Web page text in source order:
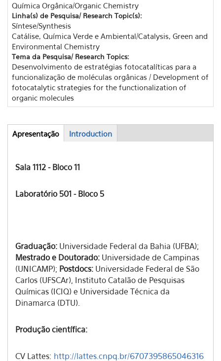
Química Orgânica/Organic Chemistry
Linha(s) de Pesquisa/ Research Topic(s):
Síntese/Synthesis
Catálise, Química Verde e Ambiental/Catalysis, Green and
Environmental Chemistry
Tema da Pesquisa/ Research Topics:
Desenvolvimento de estratégias fotocatalíticas para a
funcionalização de moléculas orgânicas / Development of
fotocatalytic strategies for the functionalization of
organic molecules
Abas
Apresentação (aba
ativa)
Introduction
Sala 1112 - Bloco 11
Laboratório 501 - Bloco 5
Graduação: Universidade Federal da Bahia (UFBA);
Mestrado e Doutorado: Universidade de Campinas
(UNICAMP); Postdocs: Universidade Federal de São
Carlos (UFSCAr), Instituto Catalão de Pesquisas
Químicas (ICIQ) e Universidade Técnica da
Dinamarca (DTU).
Produção científica:
CV Lattes: http://lattes.cnpq.br/6707395865046316